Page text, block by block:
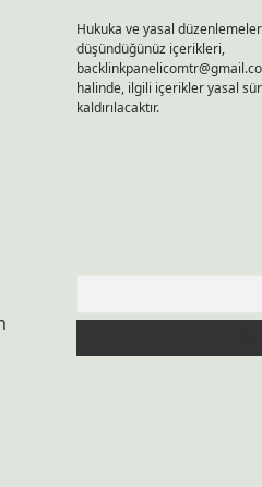
Hukuka ve yasal
düşündüğünüz içerikleri,
halinde, ilgili içerikler yasal
kaldırılacaktır.